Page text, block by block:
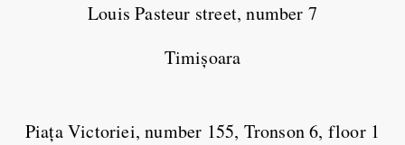
Louis Pasteur street, number 7
Timișoara
Piața Victoriei, number 155, Tronson 6, floor 1